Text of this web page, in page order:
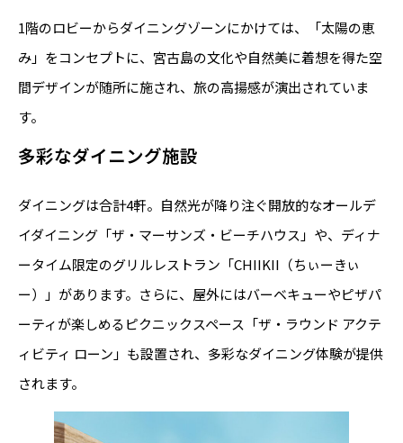
1階のロビーからダイニングゾーンにかけては、「太陽の恵
み」をコンセプトに、宮古島の文化や自然美に着想を得た空
間デザインが随所に施され、旅の高揚感が演出されていま
す。
多彩なダイニング施設
ダイニングは合計4軒。自然光が降り注ぐ開放的なオールデ
イダイニング「ザ・マーサンズ・ビーチハウス」や、ディナ
ータイム限定のグリルレストラン「CHIIKII（ちぃーきぃ
ー）」があります。さらに、屋外にはバーベキューやピザパ
ーティが楽しめるピクニックスペース「ザ・ラウンド アクテ
ィビティ ローン」も設置され、多彩なダイニング体験が提供
されます。